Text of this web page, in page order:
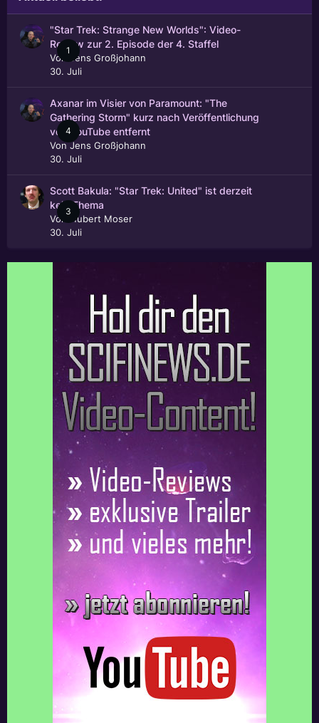
1
"Star Trek: Strange New Worlds": Video-
Review zur 2. Episode der 4. Staffel
Von
Jens Großjohann
30. Juli
4
Axanar im Visier von Paramount: "The
Gathering Storm" kurz nach Veröffentlichung
von YouTube entfernt
VonJens Großjohann
30. Juli
3
Scott Bakula: "Star Trek: United" ist derzeit
kein Thema
Von
Hubert Moser
30. Juli